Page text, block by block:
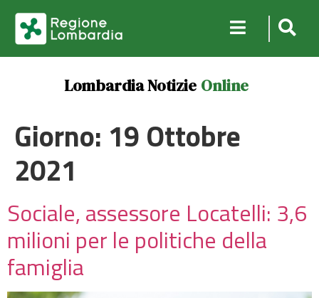
Lombardia Notizie Online
Giorno: 19 Ottobre
2021
Sociale, assessore Locatelli: 3,6
milioni per le politiche della
famiglia